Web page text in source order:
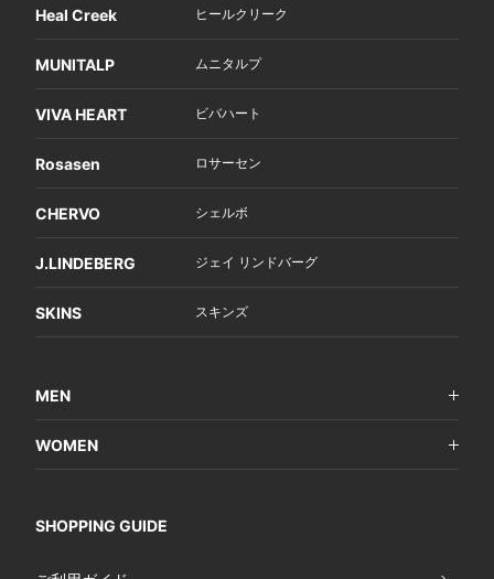
Heal Creek ヒールクリーク
MUNITALP ムニタルプ
VIVA HEART ビバハート
Rosasen ロサーセン
CHERVO シェルボ
J.LINDEBERG ジェイ リンドバーグ
SKINS スキンズ
MEN
WOMEN
SHOPPING GUIDE